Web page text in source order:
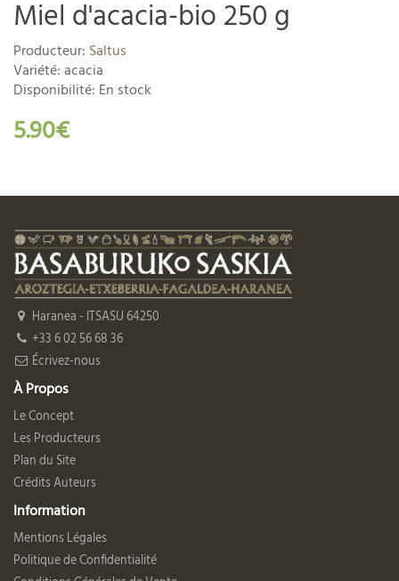
Miel d'acacia-bio 250 g
Producteur: Saltus
Variété: acacia
Disponibilité: En stock
5.90€
Haranea - ITSASU 64250
+33 6 02 56 68 36
Écrivez-nous
À Propos
Le Concept
Les Producteurs
Plan du Site
Crédits Auteurs
Information
Mentions Légales
Politique de Confidentialité